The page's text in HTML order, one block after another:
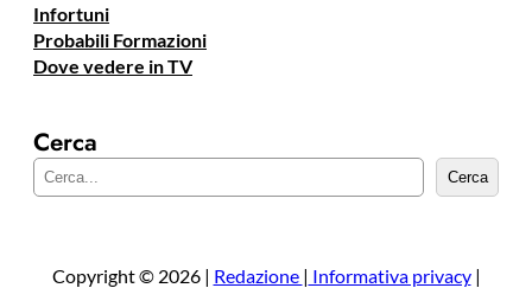
Infortuni
Probabili Formazioni
Dove vedere in TV
Cerca
e
a
Cerca
Copyright © 2026 | Redazione | Informativa privacy|